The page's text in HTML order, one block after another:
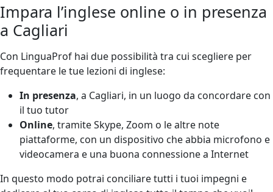
Impara l’inglese online o in presenza
a Cagliari
Con LinguaProf hai due possibilità tra cui scegliere per
frequentare le tue lezioni di inglese:
In presenza, a Cagliari, in un luogo da concordare con
il tuo tutor
Online, tramite Skype, Zoom o le altre note
piattaforme, con un dispositivo che abbia microfono e
videocamera e una buona connessione a Internet
In questo modo potrai conciliare tutti i tuoi impegni e